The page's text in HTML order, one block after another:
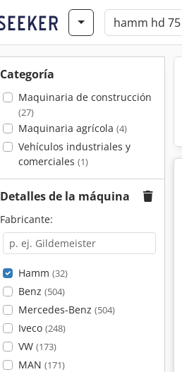
Categoría
Maquinaria de construcción
(27)
Maquinaria agrícola (4)
Vehículos industriales y
comerciales (1)
Detalles de la máquina
Fabricante:
Hamm (32)
Benz (504)
Mercedes-Benz (504)
Iveco (248)
VW (173)
MAN (171)